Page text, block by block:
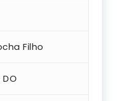
Filho
DO